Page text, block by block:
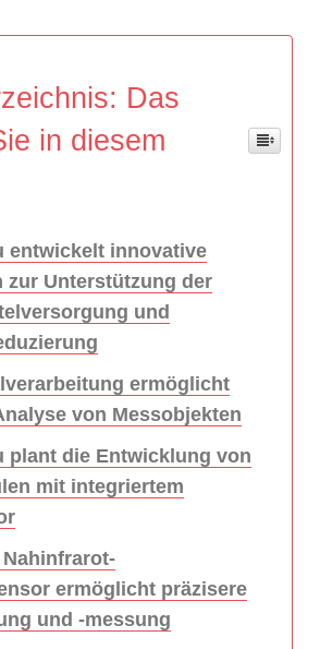
Das
in diesem
entwickelt innovative
zur Unterstützung der
und
ermöglicht
von Messobjekten
plant die Entwicklung von
mit integriertem
ermöglicht präzisere
und -messung